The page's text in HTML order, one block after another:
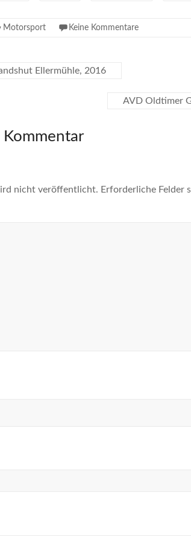
Motorsport Keine Kommentare
Ellermühle, 2016
AVD Oldtimer
Kommentar
nicht veröffentlicht. Erforderliche Felder